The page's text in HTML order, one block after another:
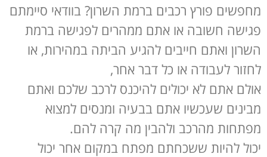
מחפשים פורץ רכבים ברמת השרון? בוודאי סיימתם
פגישה חשובה או אתם ממהרים לפגישה ברמת
השרון ואתם חייבים להגיע הביתה במהירות, או
לחזור לעבודה או כל דבר אחר,
אולם אתם לא יכולים להיכנס לרכב שלכם ואתם
מבינים שעכשיו אתם בבעיה ומנסים למצוא
מפתחות מהרכב ולהבין מה קרה להם.
יכול להיות ששכחתם מפתח במקום אחר יכול